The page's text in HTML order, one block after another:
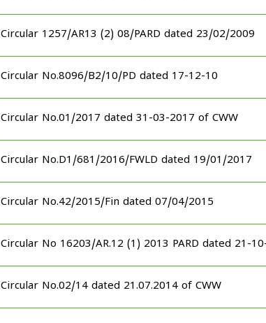
Circular 1257/AR13 (2) 08/PARD dated 23/02/2009
Circular No.8096/B2/10/PD dated 17-12-10
Circular No.01/2017 dated 31-03-2017 of CWW
Circular No.D1/681/2016/FWLD dated 19/01/2017
Circular No.42/2015/Fin dated 07/04/2015
Circular No 16203/AR.12 (1) 2013 PARD dated 21-
Circular No.02/14 dated 21.07.2014 of CWW